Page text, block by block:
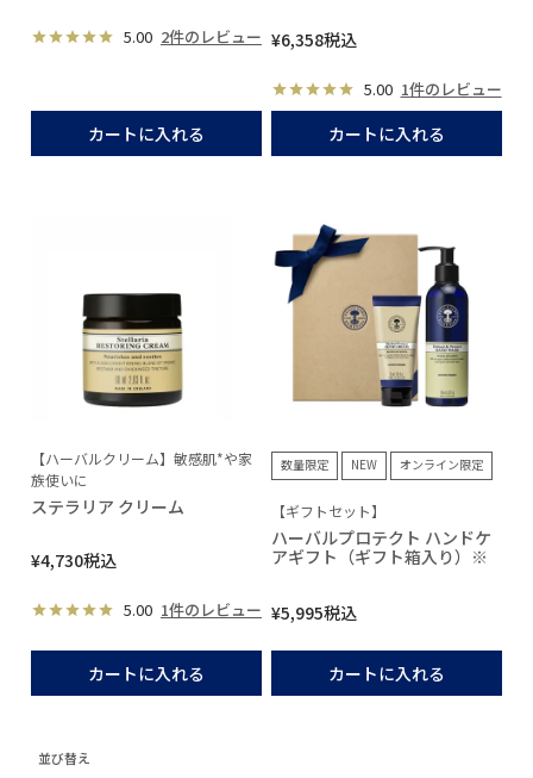
5.00 2件のレビュー
カートに入れる
¥6,358税込
5.00 1件のレビュー
カートに入れる
【ハーバルクリーム】敏感肌*や家
族使いに
ステラリア クリーム
¥4,730税込
5.00 1件のレビュー
カートに入れる
数量限定 NEW オンライン限定
【ギフトセット】
ハーバルプロテクト ハンドケ
アギフト（ギフト箱入り）※
¥5,995税込
カートに入れる
並び替え